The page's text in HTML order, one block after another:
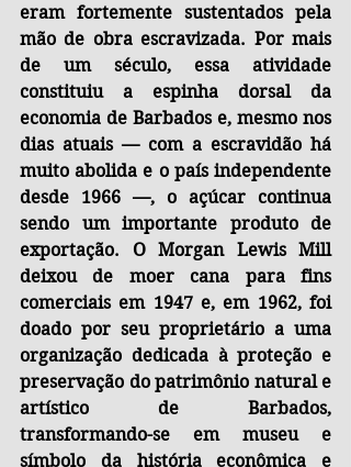
eram fortemente sustentados pela
mão de obra escravizada. Por mais
de um século, essa atividade
constituiu a espinha dorsal da
economia de Barbados e, mesmo nos
dias atuais — com a escravidão há
muito abolida e o país independente
desde 1966 —, o açúcar continua
sendo um importante produto de
exportação. O Morgan Lewis Mill
deixou de moer cana para fins
comerciais em 1947 e, em 1962, foi
doado por seu proprietário a uma
organização dedicada à proteção e
preservação do patrimônio natural e
artístico de Barbados,
transformando-se em museu e
símbolo da história econômica e